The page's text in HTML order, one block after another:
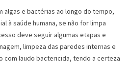
algas e bactérias ao longo do tempo,
à saúde humana, se não for limpa
deve seguir algumas etapas e
limpeza das paredes internas e
com laudo bactericida, tendo a certeza